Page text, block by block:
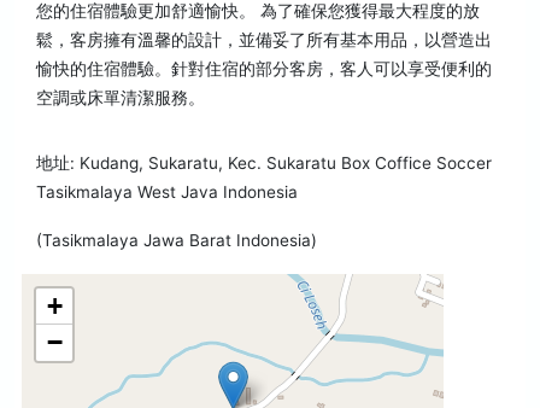
您的住宿體驗更加舒適愉快。 為了確保您獲得最大程度的放
鬆，客房擁有溫馨的設計，並備妥了所有基本用品，以營造出
愉快的住宿體驗。針對住宿的部分客房，客人可以享受便利的
空調或床單清潔服務。
地址: Kudang, Sukaratu, Kec. Sukaratu Box Coffice Soccer
Tasikmalaya West Java Indonesia
(Tasikmalaya Jawa Barat Indonesia)
+
−